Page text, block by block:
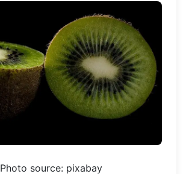
Photo source: pixabay